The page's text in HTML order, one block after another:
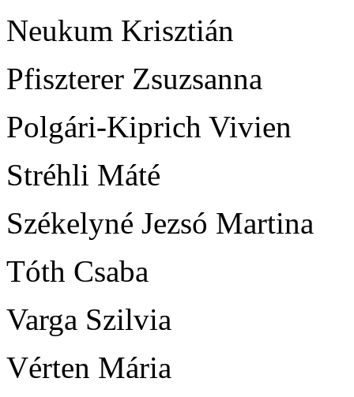
Neukum Krisztián
Pfiszterer Zsuzsanna
Polgári-Kiprich Vivien
Stréhli Máté
Székelyné Jezsó Martina
Tóth Csaba
Varga Szilvia
Vérten Mária